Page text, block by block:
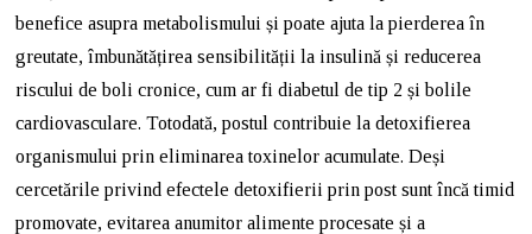
benefice asupra metabolismului și poate ajuta la pierderea în
greutate, îmbunătățirea sensibilității la insulină și reducerea
riscului de boli cronice, cum ar fi diabetul de tip 2 și bolile
cardiovasculare. Totodată, postul contribuie la detoxifierea
organismului prin eliminarea toxinelor acumulate. Deși
cercetările privind efectele detoxifierii prin post sunt încă timid
promovate, evitarea anumitor alimente procesate și a